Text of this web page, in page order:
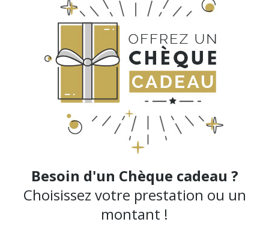
Besoin d'un Chèque cadeau ?
Choisissez votre prestation ou un
montant !